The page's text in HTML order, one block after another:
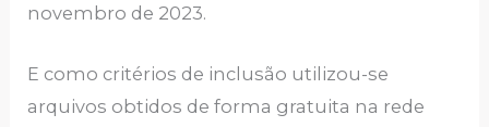
novembro de 2023.
E como critérios de inclusão utilizou-se
arquivos obtidos de forma gratuita na rede